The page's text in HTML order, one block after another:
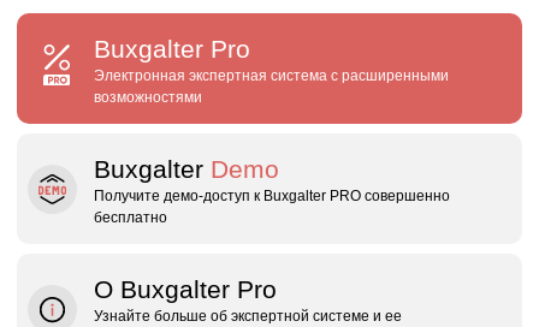
Buxgalter Pro
Электронная экспертная система с расширенными
возможностями
Buxgalter Demo
Получите демо‑доступ к Buxgalter PRO совершенно
бесплатно
О Buxgalter Pro
Узнайте больше об экспертной системе и ее